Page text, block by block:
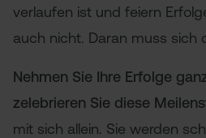
verlaufen ist und feiern
auch nicht. Daran muss sich
Nehmen Sie Ihre Erfolge
zelebrieren Sie diese
mit sich allein. Sie werden